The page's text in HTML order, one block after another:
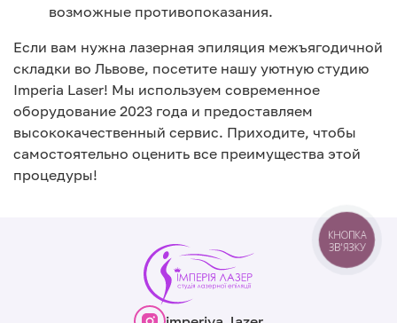
возможные противопоказания.
Если вам нужна лазерная эпиляция межъягодичной
складки во Львове, посетите нашу уютную студию
Imperia Laser! Мы используем современное
оборудование 2023 года и предоставляем
высококачественный сервис. Приходите, чтобы
самостоятельно оценить все преимущества этой
процедуры!
КНОПКА
ЗВ'ЯЗКУ